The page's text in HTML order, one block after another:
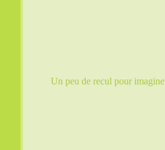
Un peu de recul pour